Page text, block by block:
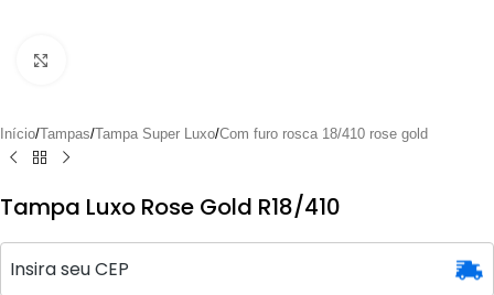
Início/Tampas/Tampa Super Luxo/Com furo rosca 18/410 rose gold
Tampa Luxo Rose Gold R18/410